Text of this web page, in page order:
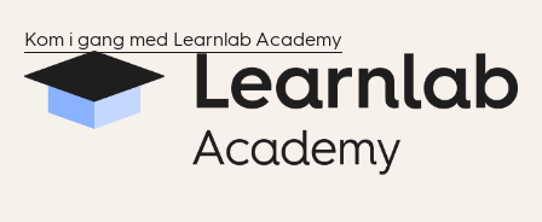
Kom i gang med Learnlab Academy